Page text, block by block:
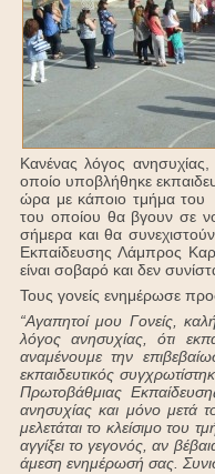
Kανένας λόγος
οποίο υποβλήθηκε
ώρα με κάποιο τμήμα του
του οποίου θα βγουν σε
σήμερα και θα
Εκπαίδευσης Λάμπρος
είναι σοβαρό και δεν
Τους γονείς ενημέρωσε
“Αγαπητοί μου Γονείς,
λόγος ανησυχίας,ότι εκπ
αναμένουμε την επ
εκπαιδευτικός
Πρωτοβάθμιας Εκπ
ανησυχίας και μόνο μετά
μελετάται το κλείσιμο του
αγγίξει το γεγονός,αν
άμεση ενημέρωσή σας.